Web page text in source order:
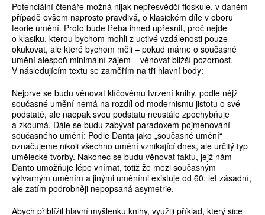
Potenciální čtenáře možná nijak nepřesvědčí floskule, v daném
případě ovšem naprosto pravdivá, o klasickém díle v oboru
teorie umění. Proto bude třeba ihned upřesnit, proč nejde
o klasiku, kterou bychom mohli z uctivé vzdálenosti pouze
okukovat, ale které bychom měli – pokud máme o současné
umění alespoň minimální zájem – věnovat bližší pozornost.
V následujícím textu se zaměřím na tři hlavní body:
Nejprve se budu věnovat klíčovému tvrzení knihy, podle nějž
současné umění nemá na rozdíl od modernismu jistotu o své
podstatě, ale naopak svou podstatu neustále zpochybňuje
a zkoumá. Dále se budu zabývat paradoxem pojmenování
současného umění: Podle Danta jako „současné umění“
označujeme nikoli všechno umění vznikající dnes, ale určitý typ
umělecké tvorby. Nakonec se budu věnovat faktu, jejž nám
Danto umožňuje lépe vnímat, totiž že mezi současným
výtvarným uměním a jinými uměními existuje od 60. let zásadní,
ale zatím podrobněji nepopsaná asymetrie.
Abych přiblížil hlavní myšlenku knihy, vy­užiji příklad, který sice